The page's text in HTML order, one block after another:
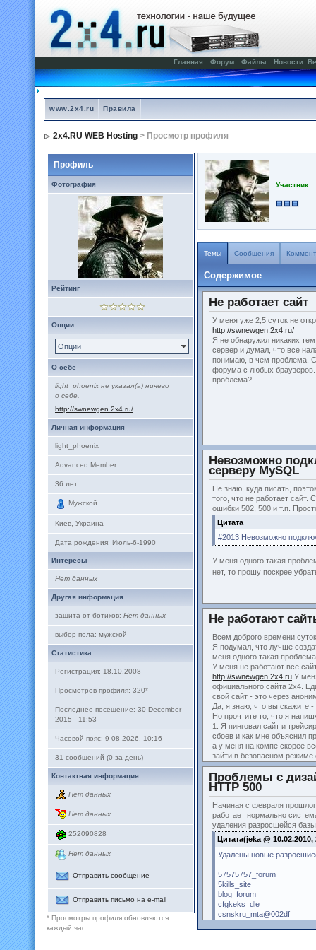
Главная Форум Файлы Новости
www.2x4.ru Правила
2x4.RU WEB Hosting > Просмотр профиля
Профиль
Фотография
Рейтинг
Опции
Опции
О себе
light_phoenix не указал(а) ничего
о себе.
http://swnewgen.2x4.ru/
Личная информация
light_phoenix
Advanced Member
36 лет
Мужской
Киев, Украина
Дата рождения: Июль-6-1990
Интересы
Нет данных
Другая информация
защита от ботиков: Нет данных
выбор пола: мужской
Статистика
Регистрация: 18.10.2008
Просмотров профиля: 320*
Последнее посещение: 30 December
2015 - 11:53
Часовой пояс: 9 08 2026, 10:16
31 сообщений (0 за день)
Контактная информация
Нет данных
Нет данных
252090828
Нет данных
Отправить сообщение
Отправить письмо на e-mail
* Просмотры профиля обновляются
каждый час
Участник
Темы Сообщения
Содержимое
Не работает сайт
У меня уже 2,5 суток не
http://swnewgen.2x4.ru/
Я не обнаружил никаких
сервер и думал, что все
понимаю, в чем проблема.
форума с любых
проблема?
Невозможно
серверу MySQL
Не знаю, куда писать,
того, что не работает
ошибки 502, 500 и т.п.
Цитата
#2013 Невозможно
У меня одного такая
нет, то прошу поскрее
Не работают
Всем доброго времени
Я подумал, что лучше
меня одного такая
У меня не работают все
http://swnewgen.2x4.ru У
официального сайта 2x4.
свой сайт - это через
Да, я знаю, что вы скажите
Но прочтите то, что я
1. Я пинговал сайт и
сбоев и как мне объяснил
а у меня на компе скорее
зайти в безопасном
ни чуть не помогло.
2. Остальные пользователи
заходит на мой сайт и по
проблемой. Я сам уверил
искать, в чем дело.
было ничего лишнего),
заново (к слову антивирус
либо), пользовался
неполадки, проводил
помогло*. Я отчаялся
суперхитрожопый вирус
обновления Windows 7, но
Да, сайты хостинга у меня
Explorer, Opera, Firefox,
пробовал о_О). Проблема
Проблемы с
HTTP 500
Начиная с февраля
работает нормально
удаления разросшейся
Цитата(jeka @
Удалены новые
57575757_forum
5kills_site
blog_forum
cfgkeks_dle
csnskru_mta@002df